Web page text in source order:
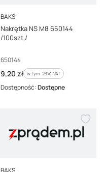
PRODUCENT
BAKS
Nakrętka NS M8 650144
/100szt,/
Kod producenta
650144
Cena brutto
9,20 zł w tym %s VAT
w tym 23% VAT
Dostępność:Dostępne
PRODUCENT
BAKS